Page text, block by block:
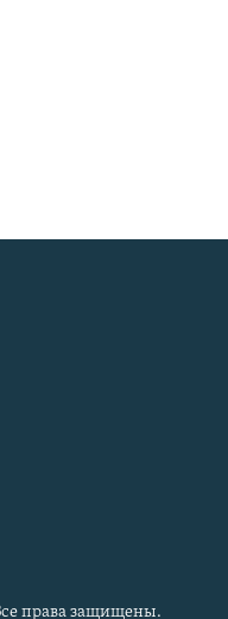
права защищены.